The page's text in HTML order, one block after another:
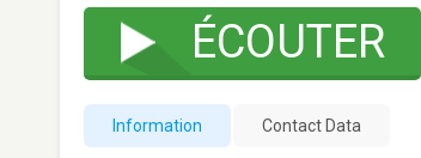
ÉCOUTER
Information Contact Data